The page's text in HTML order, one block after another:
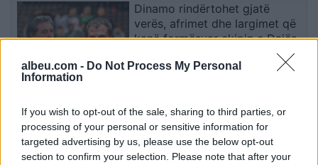
albeu.com - Do Not Process My Personal
Information
If you wish to opt-out of the sale, sharing to third parties, or
processing of your personal or sensitive information for
targeted advertising by us, please use the below opt-out
section to confirm your selection. Please note that after your
Dinamo rindërtohet gjatë
verës, afrimet dhe largimet që
kanë formësuar ekipin e Dajës
të mesfushës pas dështimit me
Rodrin